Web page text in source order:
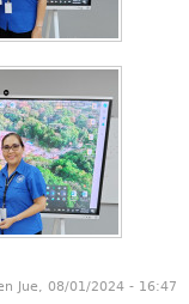
Jue, 08/01/2024 - 16:47